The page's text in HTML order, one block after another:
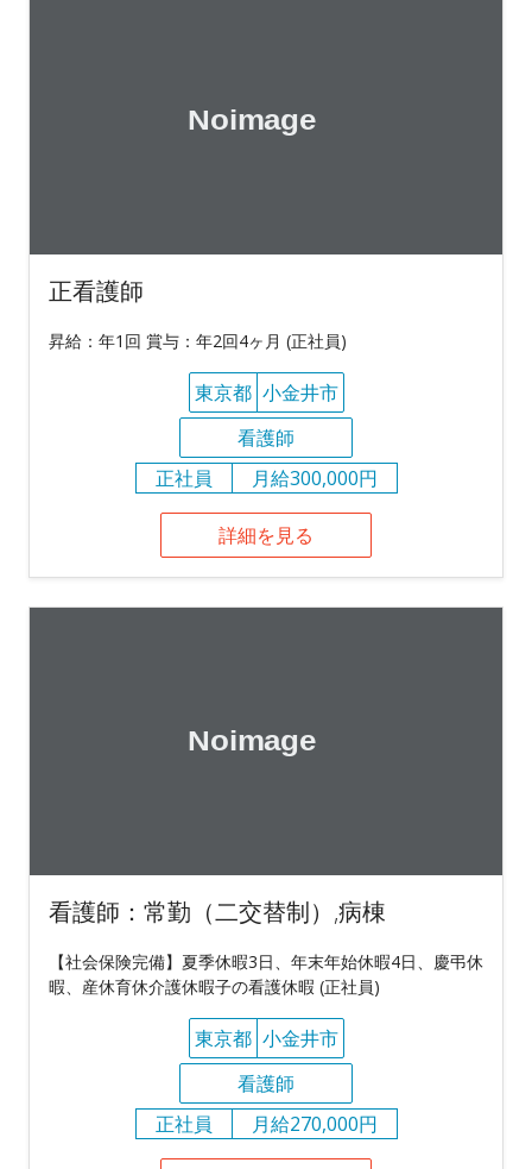
正看護師
昇給：年1回 賞与：年2回4ヶ月 (正社員)
東京都 小金井市
看護師
正社員
月給300,000円
詳細を見る
看護師：常勤（二交替制）,病棟
【社会保険完備】夏季休暇3日、年末年始休暇4日、慶弔休
暇、産休育休介護休暇子の看護休暇 (正社員)
東京都 小金井市
看護師
正社員
月給270,000円